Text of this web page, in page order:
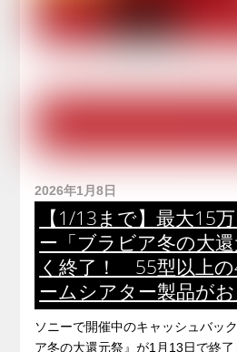
2026年1月8日
【1/13まで】最大15
ー「ブラビア冬の大
く終了！ 55型以上
ームシアター製品がお
ソニーで開催中のキャッシュバッ
ア冬の大還元祭』が1月13日で終